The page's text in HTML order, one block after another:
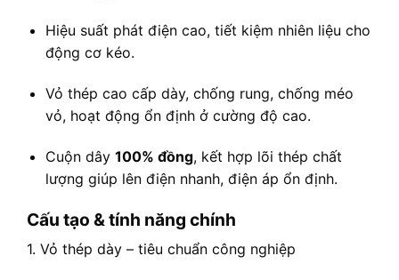
Hiệu suất phát điện cao, tiết kiệm nhiên liệu cho
động cơ kéo.
Vỏ thép cao cấp dày, chống rung, chống méo
vỏ, hoạt động ổn định ở cường độ cao.
Cuộn dây 100% đồng, kết hợp lõi thép chất
lượng giúp lên điện nhanh, điện áp ổn định.
Cấu tạo & tính năng chính
1. Vỏ thép dày – tiêu chuẩn công nghiệp